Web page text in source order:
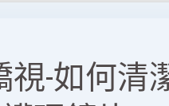
視-如何清